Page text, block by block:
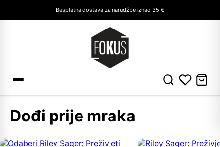
Besplatna dostava za narudžbe iznad 35 €
Dođi prije mraka